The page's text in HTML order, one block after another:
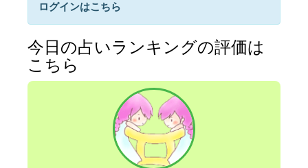
ログインはこちら
今日の占いランキングの評価は
こちら